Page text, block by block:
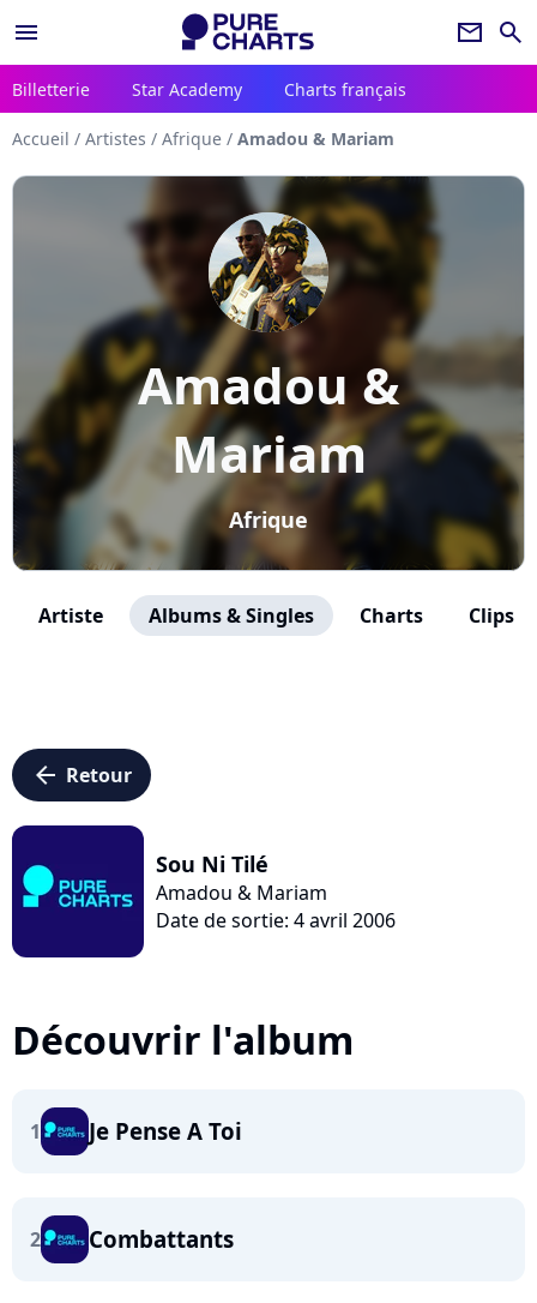
menu newsletter search
Billetterie Star Academy Charts français
Accueil / Artistes / Afrique / Amadou & Mariam
Amadou &
Mariam
Afrique
Artiste Albums & Singles Charts Clips
arrow_left Retour
Sou Ni Tilé
Amadou & Mariam
Date de sortie: 4 avril 2006
Découvrir l'album
1 Je Pense A Toi
2 Combattants